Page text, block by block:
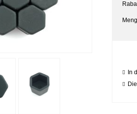
In